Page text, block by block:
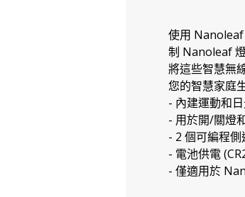
使用 Nanoleaf
制 Nanoleaf
將這些智慧無
您的智慧家庭
- 內建運動和
- 用於開/關燈
- 2 個可編程
- 電池供電
- 僅適用於